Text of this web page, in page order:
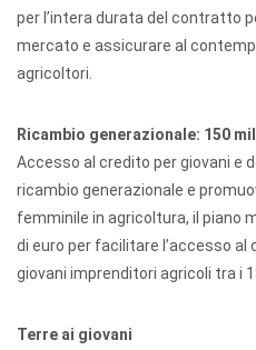
per l’intera durata del contratto
mercato e assicurare al
agricoltori.
Ricambio generazionale: 150
Accesso al credito per giovani e
ricambio generazionale e
femminile in agricoltura, il piano
di euro per facilitare l’accesso
giovani imprenditori agricoli tra i
Terre ai giovani